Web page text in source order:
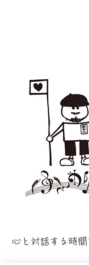
心と対話する時